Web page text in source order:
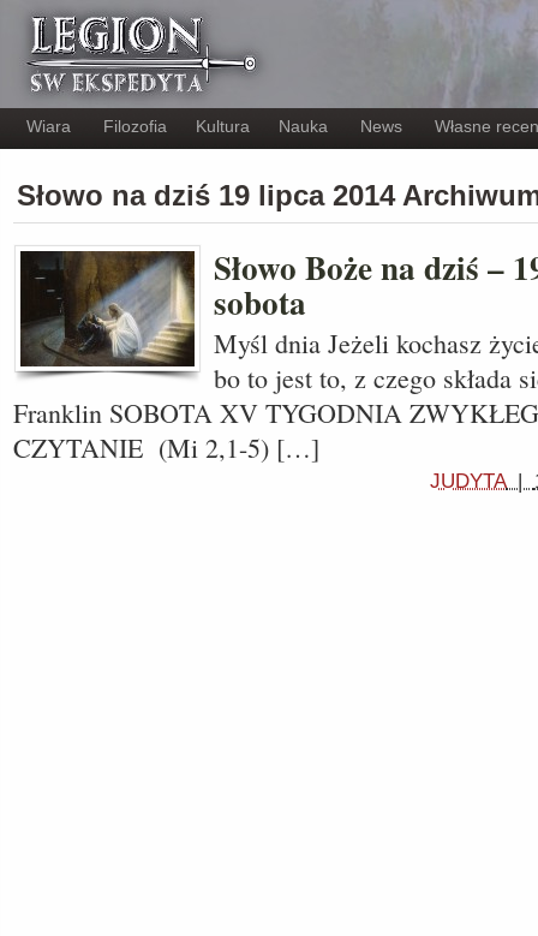
Wiara Filozofia Kultura Nauka News Własne
Słowo na dziś 19 lipca 2014
Słowo Boże na dziś –
sobota
Myśl dnia Jeżeli kochasz
bo to jest to, z czego składa
Franklin SOBOTA XV TYGODNIA
CZYTANIE (Mi 2,1-5) […]
JUDYTA|